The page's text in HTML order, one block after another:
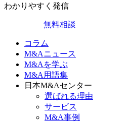
わかりやすく発信
無料相談
コラム
M&Aニュース
M&Aを学ぶ
M&A用語集
日本M&Aセンター
選ばれる理由
サービス
M&A事例